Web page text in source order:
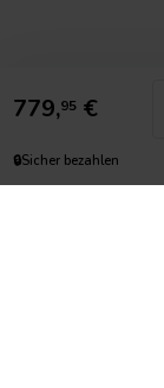
779,95 €
🔒Sicher bezahlen